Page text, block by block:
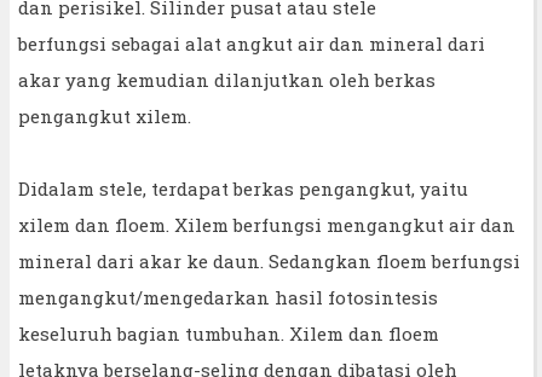
dan perisikel. Silinder pusat atau stele
berfungsi sebagai alat angkut air dan mineral dari
akar yang kemudian dilanjutkan oleh berkas
pengangkut xilem.
Didalam stele, terdapat berkas pengangkut, yaitu
xilem dan floem. Xilem berfungsi mengangkut air dan
mineral dari akar ke daun. Sedangkan floem berfungsi
mengangkut/mengedarkan hasil fotosintesis
keseluruh bagian tumbuhan. Xilem dan floem
letaknya berselang-seling dengan dibatasi oleh